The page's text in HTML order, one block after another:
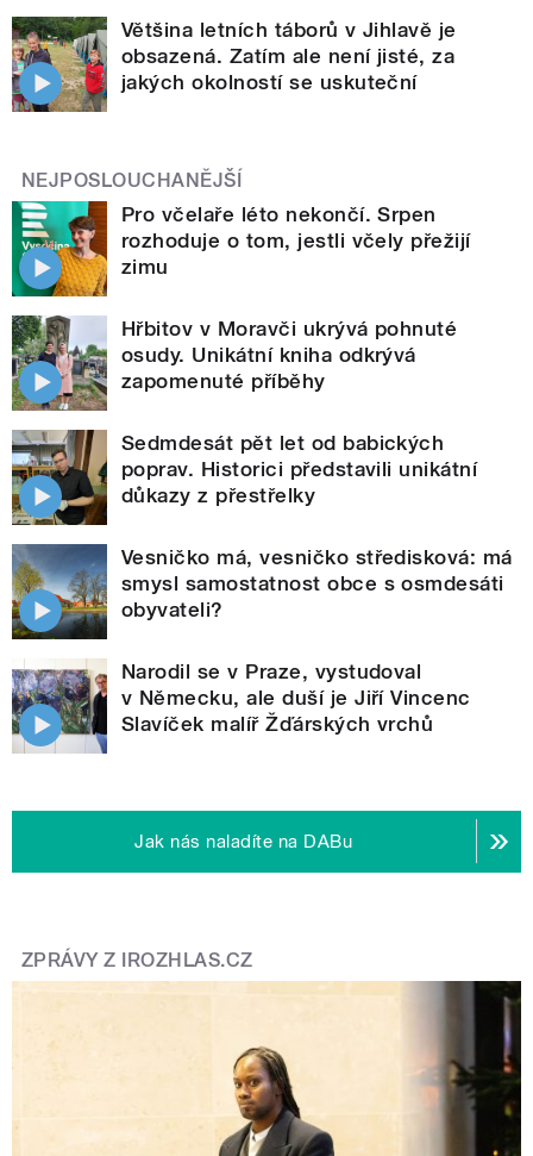
Většina letních táborů v Jihlavě je
obsazená. Zatím ale není jisté, za
jakých okolností se uskuteční
NEJPOSLOUCHANĚJŠÍ
Pro včelaře léto nekončí. Srpen
rozhoduje o tom, jestli včely přežijí
zimu
Hřbitov v Moravči ukrývá pohnuté
osudy. Unikátní kniha odkrývá
zapomenuté příběhy
Sedmdesát pět let od babických
poprav. Historici představili unikátní
důkazy z přestřelky
Vesničko má, vesničko středisková: má
smysl samostatnost obce s osmdesáti
obyvateli?
Narodil se v Praze, vystudoval
v Německu, ale duší je Jiří Vincenc
Slavíček malíř Žďárských vrchů
Jak nás naladíte na DABu
ZPRÁVY Z IROZHLAS.CZ